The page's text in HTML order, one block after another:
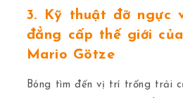
3. Kỹ thuật đỡ ngực
đẳng cấp thế giới
Mario Götze
Bóng tìm đến vị trí trống trải